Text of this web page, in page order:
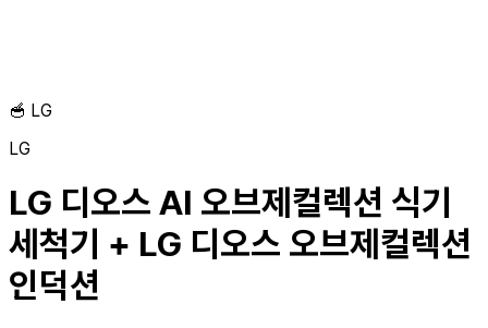
🥣 LG
LG
LG 디오스 AI 오브제컬렉션 식기
세척기 + LG 디오스 오브제컬렉션
인덕션